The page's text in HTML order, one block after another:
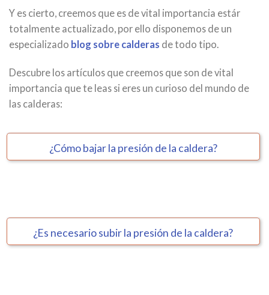
Y es cierto, creemos que es de vital importancia estár
totalmente actualizado, por ello disponemos de un
especializado blog sobre calderas de todo tipo.
Descubre los artículos que creemos que son de vital
importancia que te leas si eres un curioso del mundo de
las calderas:
¿Cómo bajar la presión de la caldera?
¿Es necesario subir la presión de la caldera?